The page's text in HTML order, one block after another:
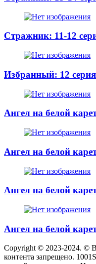
Стражник: 11-12
Избранный: 12 серия
Ангел на белой
Ангел на белой
Ангел на белой
Ангел на белой
Copyright © 2023-2024. ©
контента запрещено.